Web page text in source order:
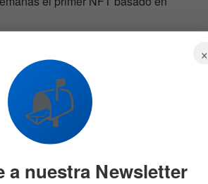
plagado la cadena de
que los usuarios busquen
×
📬
a nuestra Newsletter